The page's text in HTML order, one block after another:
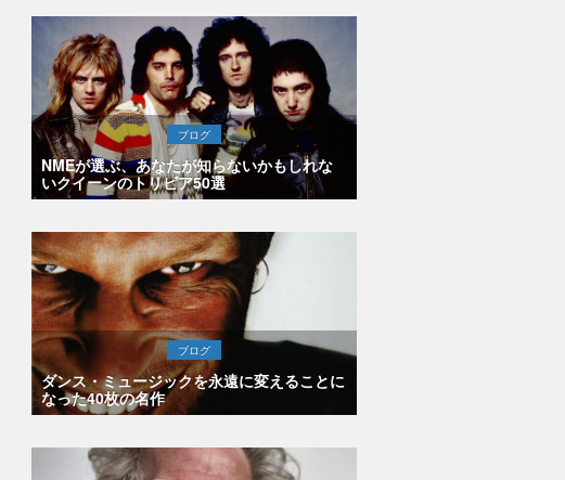
ブログ
NMEが選ぶ、あなたが知らないかもしれな
いクイーンのトリビア50選
ブログ
ダンス・ミュージックを永遠に変えることに
なった40枚の名作